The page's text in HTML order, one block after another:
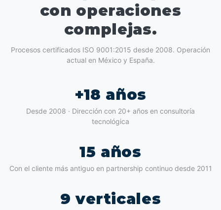
con operaciones
complejas.
Procesos certificados ISO 9001:2015 desde 2008. Operación
actual en México y España.
+18 años
Desde 2008 · Dirección con 20+ años en consultoría
tecnológica
15 años
Con el cliente más antiguo en partnership continuo desde 2011
9 verticales